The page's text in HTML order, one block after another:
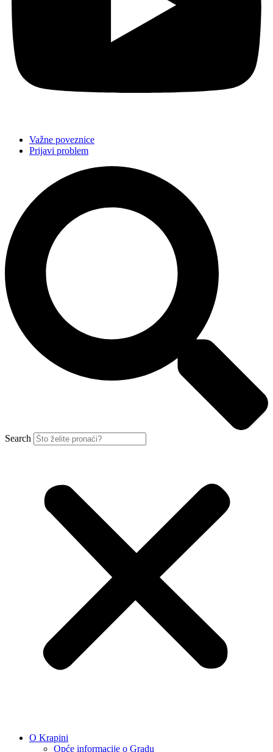
Važne poveznice
Prijavi problem
Search
O Krapini
Opće informacije o Gradu